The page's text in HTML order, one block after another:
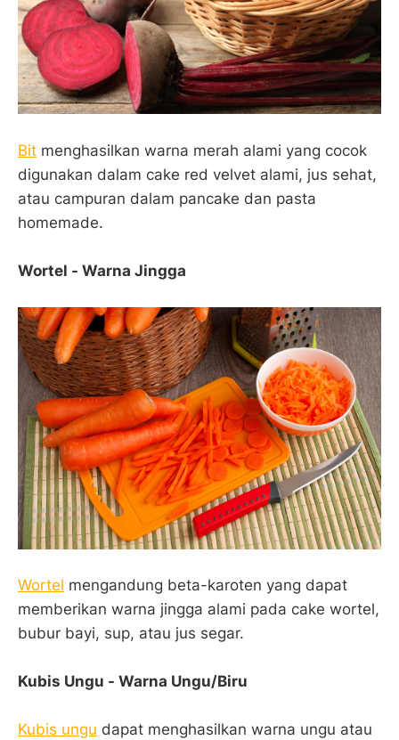
Bit menghasilkan warna merah alami yang cocok
digunakan dalam cake red velvet alami, jus sehat,
atau campuran dalam pancake dan pasta
homemade.
Wortel - Warna Jingga
Wortel mengandung beta-karoten yang dapat
memberikan warna jingga alami pada cake wortel,
bubur bayi, sup, atau jus segar.
Kubis Ungu - Warna Ungu/Biru
Kubis ungu dapat menghasilkan warna ungu atau